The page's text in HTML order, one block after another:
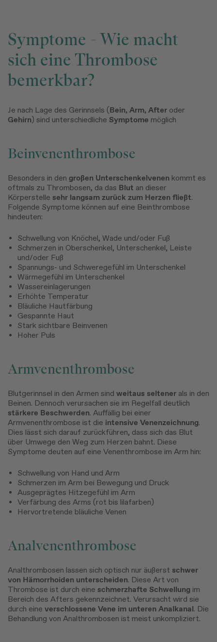
Symptome - Wie macht
sich eine Thrombose
bemerkbar?
Je nach Lage des Gerinnsels (Bein, Arm, After oder
Gehirn) sind unterschiedliche Symptome möglich
Beinvenenthrombose
Besonders in den großen Unterschenkelvenen kommt es
oftmals zu Thrombosen, da das Blut an dieser
Körperstelle sehr langsam zurück zum Herzen fließt.
Folgende Symptome können auf eine Beinthrombose
hindeuten:
Schwellung von Knöchel, Wade und/oder Fuß
Schmerzen in Oberschenkel, Unterschenkel, Leiste
und/oder Fuß
Spannungs- und Schweregefühl im Unterschenkel
Wärmegefühl im Unterschenkel
Wassereinlagerungen
Erhöhte Temperatur
Bläuliche Hautfärbung
Gespannte Haut
Stark sichtbare Beinvenen
Hoher Puls
Armvenenthrombose
Blutgerinnsel in den Armen sind weitaus seltener als in den
Beinen. Dennoch verursachen sie im Regelfall deutlich
stärkere Beschwerden. Auffällig bei einer
Armvenenthrombose ist die intensive Venenzeichnung.
Dies lässt sich darauf zurückführen, dass sich das Blut
über Umwege den Weg zum Herzen bahnt. Diese
Symptome deuten auf eine Venenthrombose im Arm hin:
Schwellung von Hand und Arm
Schmerzen im Arm bei Bewegung und Druck
Ausgeprägtes Hitzegefühl im Arm
Verfärbung des Arms (rot bis lilafarben)
Hervortretende bläuliche Venen
Analvenenthrombose
Analthrombosen lassen sich optisch nur äußerst schwer
von Hämorrhoiden unterscheiden. Diese Art von
Thrombose ist durch eine schmerzhafte Schwellung im
Bereich des Afters gekennzeichnet. Verursacht wird sie
durch eine verschlossene Vene im unteren Analkanal. Die
Behandlung von Analthrombosen ist meist unkompliziert.